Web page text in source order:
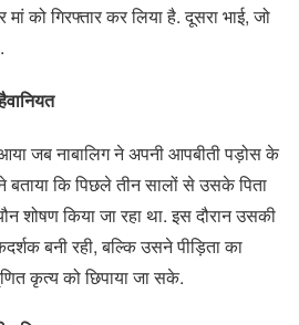
को गिरफ्तार कर लिया है. दूसरा भाई, जो
जब नाबालिग ने अपनी आपबीती पड़ोस के
बताया कि पिछले तीन सालों से उसके पिता
शोषण किया जा रहा था. इस दौरान उसकी
बनी रही, बल्कि उसने पीड़िता का
कृत्य को छिपाया जा सके.